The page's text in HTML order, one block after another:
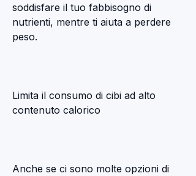
soddisfare il tuo fabbisogno di
nutrienti, mentre ti aiuta a perdere
peso.
Limita il consumo di cibi ad alto
contenuto calorico
Anche se ci sono molte opzioni di